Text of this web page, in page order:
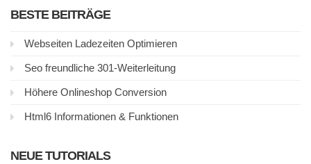
BESTE BEITRÄGE
Webseiten Ladezeiten Optimieren
Seo freundliche 301-Weiterleitung
Höhere Onlineshop Conversion
Html6 Informationen & Funktionen
NEUE TUTORIALS